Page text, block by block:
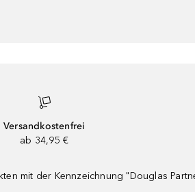
Versandkostenfrei
ab 34,95 €
mit der Kennzeichnung "Douglas